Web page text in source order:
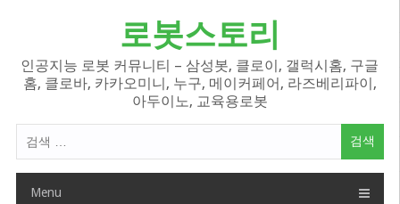
로봇스토리
인공지능 로봇 커뮤니티 – 삼성봇, 클로이, 갤럭시홈, 구글
홈, 클로바, 카카오미니, 누구, 메이커페어, 라즈베리파이,
아두이노, 교육용로봇
색
Menu